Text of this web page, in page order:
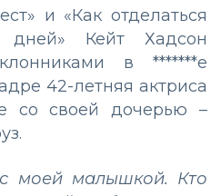
и «Как отделаться
Кейт Хадсон
в *******е
42-летняя актриса
со своей дочерью –
моей малышкой. Кто